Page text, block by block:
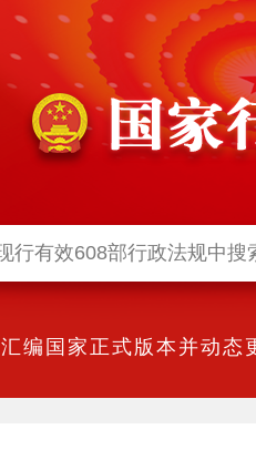
编国家正式版本并动